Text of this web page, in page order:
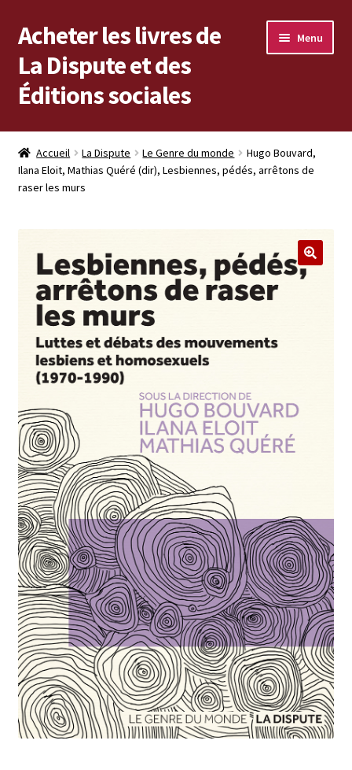
Aller
à
la
navigation
Aller
au
contenu
Acheter les livres de
La Dispute et des
Éditions sociales
Menu
Les livres en vente
Mon compte
Vers les Éditions sociales
Vers La Dispute
Accueil La Dispute Le Genre du monde
Hugo Bouvard,
Ilana Eloit, Mathias Quéré (dir), Lesbiennes, pédés, arrêtons de
raser les murs